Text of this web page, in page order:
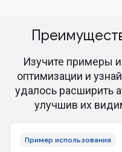
Изучите примеры
оптимизации и
удалось расширить
улучшив их
Пример использования